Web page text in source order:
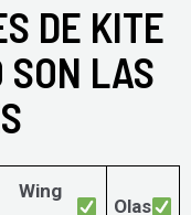
DE KITE
SON LAS
Wing
Olas